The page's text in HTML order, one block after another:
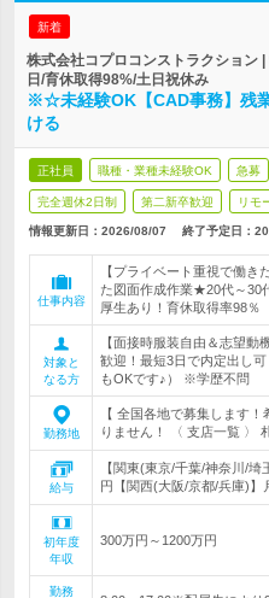
新着
株式会社コプロコンストラクション
日/育休取得98%/土日祝休み
※☆未経験OK【CAD事務】残
ける
正社員 職種・業種未経験OK 急募
完全週休2日制 第二新卒歓迎 リモ
情報更新日：2026/08/07 終了予定日：
仕事内容
【プライベート重視で働き
た図面作成作業★20代～30
厚生あり！育休取得率98％
対象と
なる方
【面接時服装自由＆志望
歓迎！最短3日で内定出し
もOKです♪） ※学歴不問
勤務地
【 全国各地で募集します
りません！ 〈 支店一覧 〉
給与
【関東(東京/千葉/神奈川/
円【関西(大阪/京都/兵庫)】
初年度
年収
300万円～1200万円
勤務